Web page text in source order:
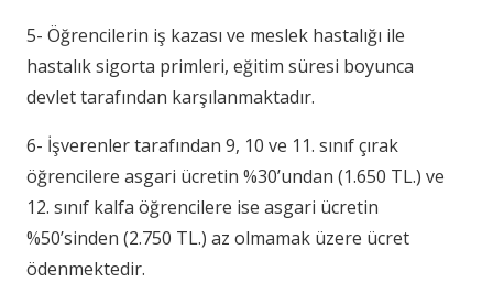
5- Öğrencilerin iş kazası ve meslek hastalığı ile
hastalık sigorta primleri, eğitim süresi boyunca
devlet tarafından karşılanmaktadır.
6- İşverenler tarafından 9, 10 ve 11. sınıf çırak
öğrencilere asgari ücretin %30’undan (1.650 TL.) ve
12. sınıf kalfa öğrencilere ise asgari ücretin
%50’sinden (2.750 TL.) az olmamak üzere ücret
ödenmektedir.